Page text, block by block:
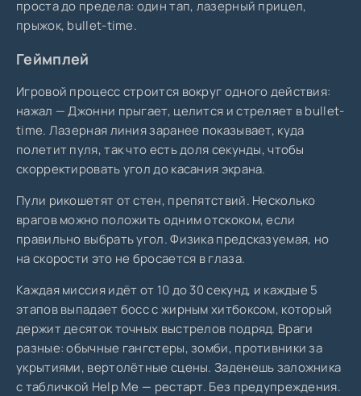
проста до предела: один тап, лазерный прицел,
прыжок, bullet-time.
Геймплей
Игровой процесс строится вокруг одного действия:
нажал — Джонни прыгает, целится и стреляет в bullet-
time. Лазерная линия заранее показывает, куда
полетит пуля, так что есть доля секунды, чтобы
скорректировать угол до касания экрана.
Пули рикошетят от стен, препятствий. Несколько
врагов можно положить одним отскоком, если
правильно выбрать угол. Физика предсказуемая, но
на скорости это не бросается в глаза.
Каждая миссия идёт от 10 до 30 секунд, и каждые 5
этапов выпадает босс с жирным хитбоксом, который
держит десяток точных выстрелов подряд. Враги
разные: обычные гангстеры, зомби, противники за
укрытиями, вертолётные сцены. Заденешь заложника
с табличкой Help Me — рестарт. Без предупреждения.